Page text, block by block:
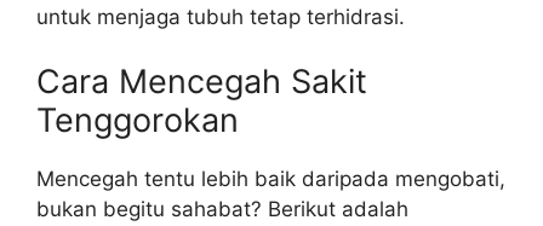
untuk menjaga tubuh tetap terhidrasi.
Cara Mencegah Sakit
Tenggorokan
Mencegah tentu lebih baik daripada mengobati,
bukan begitu sahabat? Berikut adalah